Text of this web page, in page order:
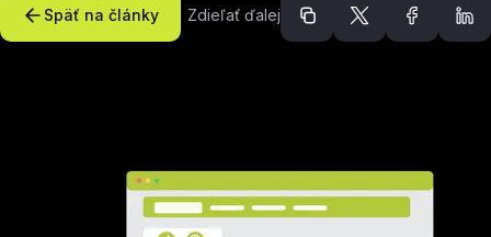
Späť na články Zdieľať ďalej